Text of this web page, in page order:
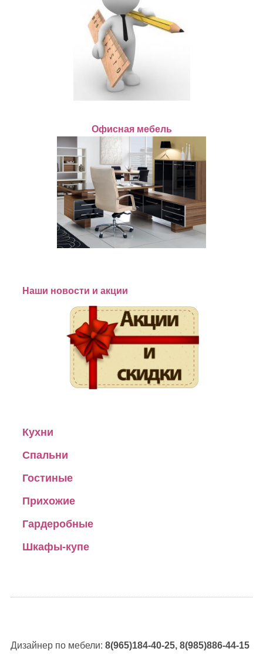
Офисная мебель
Наши новости и акции
Кухни
Спальни
Гостиные
Прихожие
Гардеробные
Шкафы-купе
Дизайнер по мебели: 8(965)184-40-25, 8(985)886-44-15